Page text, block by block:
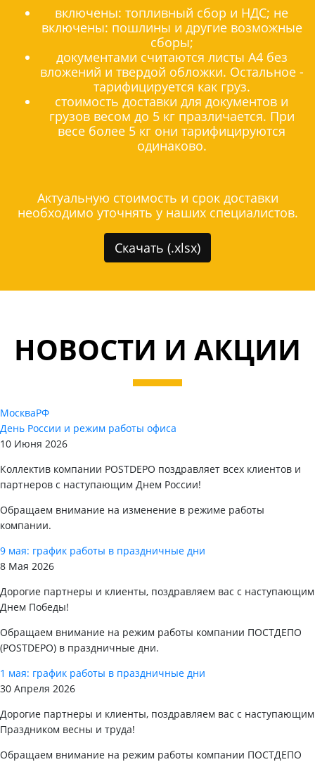
включены: топливный сбор и НДС; не
включены: пошлины и другие возможные
сборы;
документами считаются листы А4 без
вложений и твердой обложки. Остальное -
тарифицируется как груз.
стоимость доставки для документов и
грузов весом до 5 кг празличается. При
весе более 5 кг они тарифицируются
одинаково.
Актуальную стоимость и срок доставки
необходимо уточнять у наших специалистов.
Скачать (.xlsx)
НОВОСТИ И АКЦИИ
МоскваРФ
День России и режим работы офиса
10 Июня 2026
Коллектив компании POSTDEPO поздравляет всех клиентов и
партнеров с наступающим Днем России!
Обращаем внимание на изменение в режиме работы
компании.
9 мая: график работы в праздничные дни
8 Мая 2026
Дорогие партнеры и клиенты, поздравляем вас с наступающим
Днем Победы!
Обращаем внимание на режим работы компании ПОСТДЕПО
(POSTDEPO) в праздничные дни.
1 мая: график работы в праздничные дни
30 Апреля 2026
Дорогие партнеры и клиенты, поздравляем вас с наступающим
Праздником весны и труда!
Обращаем внимание на режим работы компании ПОСТДЕПО